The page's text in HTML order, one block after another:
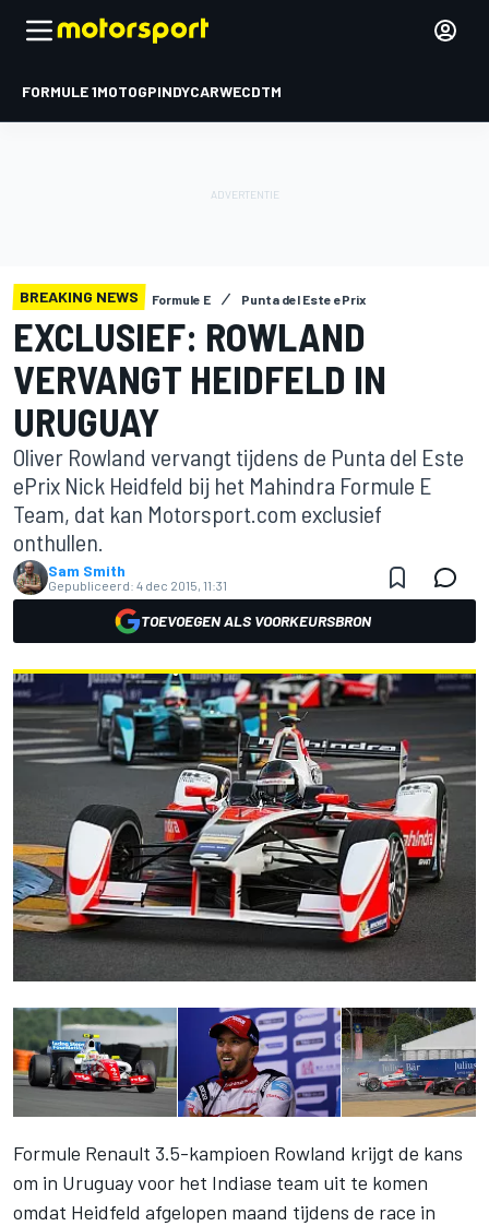
FORMULE 1MOTOGPINDYCARWECDTM
BREAKING NEWS Formule E Punta del Este ePrix
EXCLUSIEF: ROWLAND
VERVANGT HEIDFELD IN
URUGUAY
Oliver Rowland vervangt tijdens de Punta del Este
ePrix Nick Heidfeld bij het Mahindra Formule E
Team, dat kan Motorsport.com exclusief
onthullen.
Sam Smith
Gepubliceerd: 4 dec 2015, 11:31
TOEVOEGEN ALS VOORKEURSBRON
Formule Renault 3.5-kampioen Rowland krijgt de kans
om in Uruguay voor het Indiase team uit te komen
omdat Heidfeld afgelopen maand tijdens de race in